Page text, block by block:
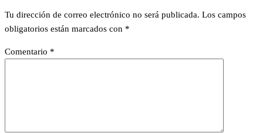
Tu dirección de correo electrónico no será publicada. Los campos
obligatorios están marcados con *
Comentario *